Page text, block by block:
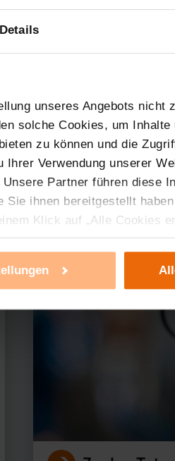
Details
unseres Angebots nicht
solche Cookies, um Inhalte
zu können und die
Verwendung unserer
Partner führen diese
ihnen bereitgestellt
Klick auf „Alle Cookies
zu. Eine detaillierte
ablehnen oder ihr ganz
führen, dass die